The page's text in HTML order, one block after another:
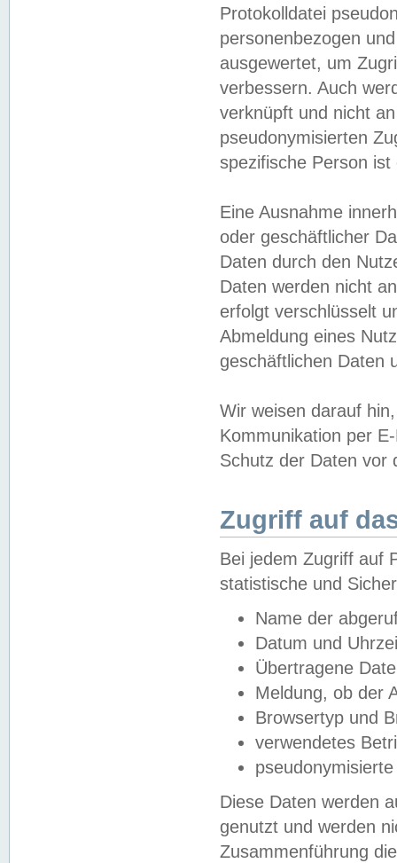
Protokolldatei
personenbezogen
ausgewertet, um
verbessern. Auch
verknüpft und nicht
pseudonymisierten
spezifische Person
Eine Ausnahme
oder geschäftlicher
Daten durch den
Daten werden nicht
erfolgt verschlüsselt
Abmeldung eines
geschäftlichen Daten
Wir weisen darauf
Kommunikation per
Schutz der Daten vor
Zugriff auf
Bei jedem Zugriff auf
statistische und
Name der
Datum und
Übertragene
Meldung, ob der
Browsertyp und
verwendetes
Diese Daten werden
genutzt und werden
Zusammenführung